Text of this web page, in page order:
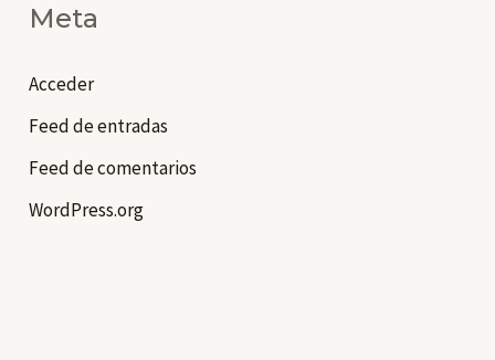
Meta
Acceder
Feed de entradas
Feed de comentarios
WordPress.org